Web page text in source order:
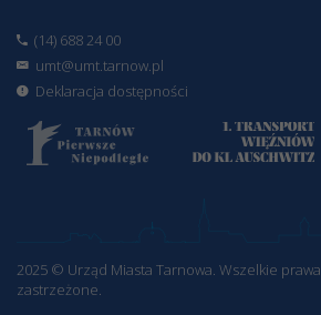
(14) 688 24 00
umt@umt.tarnow.pl
Deklaracja dostępności
2025 © Urząd Miasta Tarnowa. Wszelkie prawa
zastrzeżone.